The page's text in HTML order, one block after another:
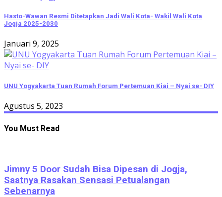
Hasto-Wawan Resmi Ditetapkan Jadi Wali Kota- Wakil Wali Kota
Jogja 2025-2030
Januari 9, 2025
UNU Yogyakarta Tuan Rumah Forum Pertemuan Kiai – Nyai se- DIY
Agustus 5, 2023
You Must Read
Jimny 5 Door Sudah Bisa Dipesan di Jogja,
Saatnya Rasakan Sensasi Petualangan
Sebenarnya